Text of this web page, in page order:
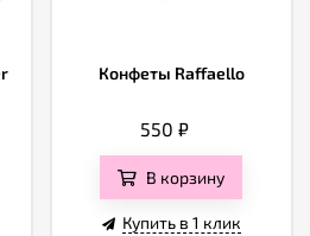
Конфеты Raffaello
550 ₽
В корзину
Купить в 1 клик